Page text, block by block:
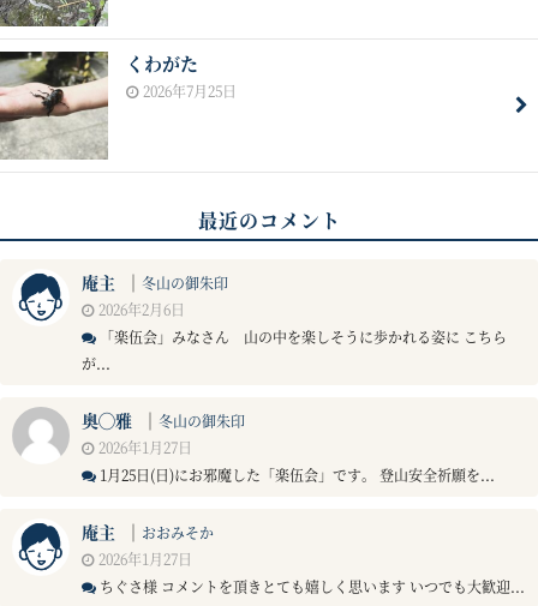
くわがた
2026年7月25日
最近のコメント
庵主 ｜ 冬山の御朱印
2026年2月6日
「楽伍会」みなさん 山の中を楽しそうに歩かれる姿に こちら
が...
奥◯雅 ｜ 冬山の御朱印
2026年1月27日
1月25日(日)にお邪魔した「楽伍会」です。 登山安全祈願を...
庵主 ｜ おおみそか
2026年1月27日
ちぐさ様 コメントを頂きとても嬉しく思います いつでも大歓迎...